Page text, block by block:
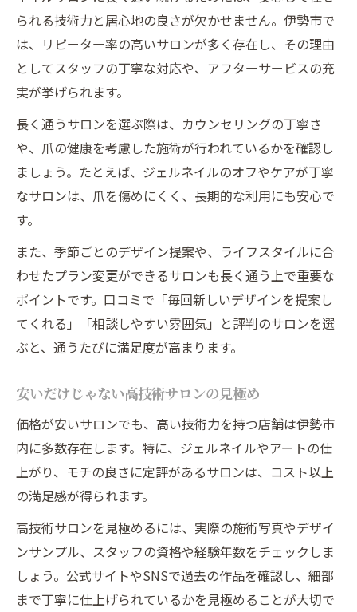
られる技術力と居心地の良さが欠かせません。伊勢市で
は、リピーター率の高いサロンが多く存在し、その理由
としてスタッフの丁寧な対応や、アフターサービスの充
実が挙げられます。
長く通うサロンを選ぶ際は、カウンセリングの丁寧さ
や、爪の健康を考慮した施術が行われているかを確認し
ましょう。たとえば、ジェルネイルのオフやケアが丁寧
なサロンは、爪を傷めにくく、長期的な利用にも安心で
す。
また、季節ごとのデザイン提案や、ライフスタイルに合
わせたプラン変更ができるサロンも長く通う上で重要な
ポイントです。口コミで「毎回新しいデザインを提案し
てくれる」「相談しやすい雰囲気」と評判のサロンを選
ぶと、通うたびに満足度が高まります。
安いだけじゃない高技術サロンの見極め
価格が安いサロンでも、高い技術力を持つ店舗は伊勢市
内に多数存在します。特に、ジェルネイルやアートの仕
上がり、モチの良さに定評があるサロンは、コスト以上
の満足感が得られます。
高技術サロンを見極めるには、実際の施術写真やデザイ
ンサンプル、スタッフの資格や経験年数をチェックしま
しょう。公式サイトやSNSで過去の作品を確認し、細部
まで丁寧に仕上げられているかを見極めることが大切で